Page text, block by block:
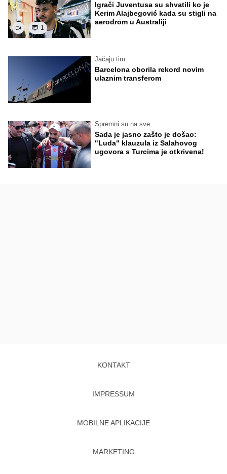
1
Igrači Juventusa su shvatili ko je
Kerim Alajbegović kada su stigli na
aerodrom u Australiji
Jačaju tim
Barcelona oborila rekord novim
ulaznim transferom
Spremni su na sve
Sada je jasno zašto je došao:
"Luda" klauzula iz Salahovog
ugovora s Turcima je otkrivena!
KONTAKT
IMPRESSUM
MOBILNE APLIKACIJE
MARKETING